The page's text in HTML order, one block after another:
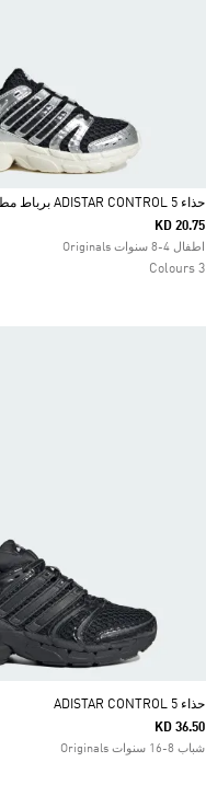
Selected
حذاء ADISTAR CONTROL 5 برباط مطاطي
KD 20.75
اطفال 4-8 سنوات Originals
3 Colours
حذاء ADISTAR CONTROL 5
KD 36.50
شباب 8-16 سنوات Originals